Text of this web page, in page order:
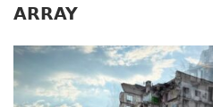
ARRAY